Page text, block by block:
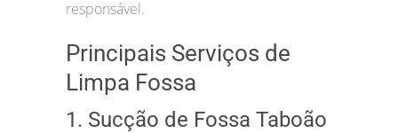
responsável.
Principais Serviços de
Limpa Fossa
1. Sucção de Fossa Taboão